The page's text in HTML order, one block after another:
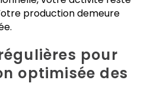
production demeure
pour
optimisée des